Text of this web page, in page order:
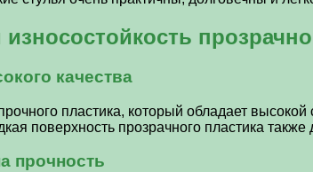
качества
пластика, который обладает
поверхность прозрачного пластика
прочность